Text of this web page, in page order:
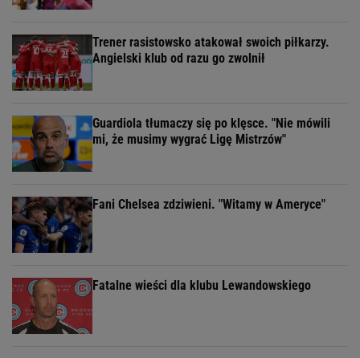
Trener rasistowsko atakował swoich piłkarzy.
Angielski klub od razu go zwolnił
Guardiola tłumaczy się po klęsce. "Nie mówili
mi, że musimy wygrać Ligę Mistrzów"
Fani Chelsea zdziwieni. "Witamy w Ameryce"
Fatalne wieści dla klubu Lewandowskiego